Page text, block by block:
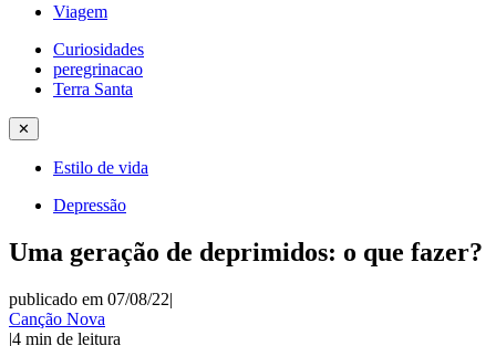
Viagem
Curiosidades
peregrinacao
Terra Santa
✕
Estilo de vida
Depressão
Uma geração de deprimidos: o que fazer?
publicado em 07/08/22|
Canção Nova
|4 min de leitura